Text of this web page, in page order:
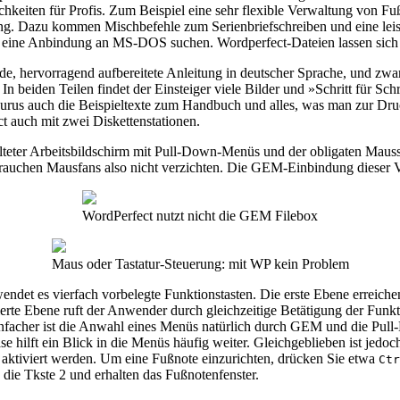
für Profis. Zum Beispiel eine sehr flexible Verwaltung von
Dazu kommen Mischbefehle zum Serienbriefschreiben und eine
Anbindung an MS-DOS suchen. Wordperfect-Dateien lassen
hervorragend aufbereitete Anleitung in deutscher Sprache, und
beiden Teilen findet der Einsteiger viele Bilder und »Schritt für
auch die Beispieltexte zum Handbuch und alles, was man zur
auch mit zwei Diskettenstationen.
Arbeitsbildschirm mit Pull-Down-Menüs und der obligaten
Mausfans also nicht verzichten. Die GEM-Einbindung dieser
WordPerfect nutzt nicht die GEM Filebox
Maus oder Tastatur-Steuerung: mit WP kein Problem
es vierfach vorbelegte Funktionstasten. Die erste Ebene
Ebene ruft der Anwender durch gleichzeitige Betätigung der
ist die Anwahl eines Menüs natürlich durch GEM und die
hilft ein Blick in die Menüs häufig weiter. Gleichgeblieben ist
werden. Um eine Fußnote einzurichten, drücken Sie etwa
Tkste 2 und erhalten das Fußnotenfenster.